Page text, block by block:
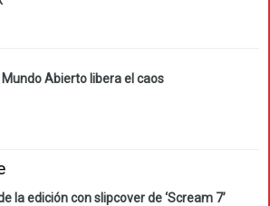
Abierto libera el caos
la edición con slipcover de ‘Scream 7’